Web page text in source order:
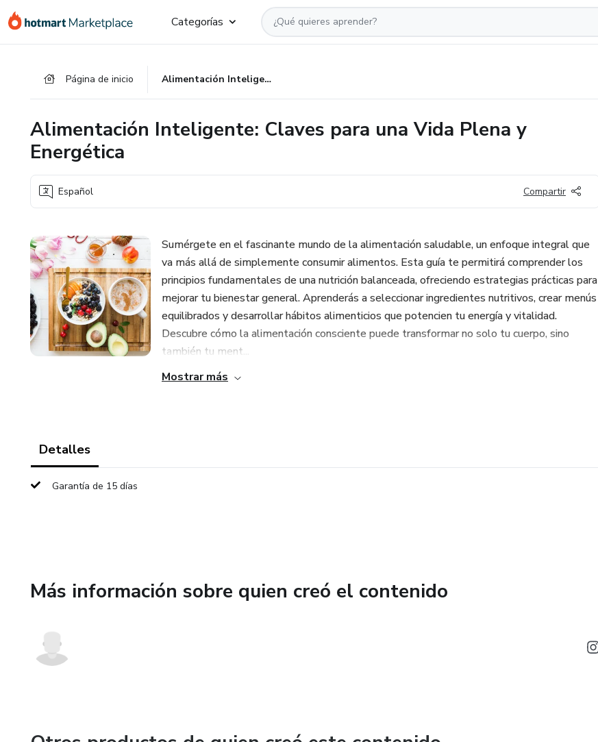
Categorías
Página de inicio Alimentación Inteligente: Claves para una Vida Plena y Energética
Alimentación Inteligente: Claves para una Vida Plena y
Energética
Español Compartir
Sumérgete en el fascinante mundo de la alimentación saludable, un enfoque integral que
va más allá de simplemente consumir alimentos. Esta guía te permitirá comprender los
principios fundamentales de una nutrición balanceada, ofreciendo estrategias prácticas para
mejorar tu bienestar general. Aprenderás a seleccionar ingredientes nutritivos, crear menús
equilibrados y desarrollar hábitos alimenticios que potencien tu energía y vitalidad.
Descubre cómo la alimentación consciente puede transformar no solo tu cuerpo, sino
también tu ment...
Mostrar más
Detalles
Garantía de 15 días
Más información sobre quien creó el contenido